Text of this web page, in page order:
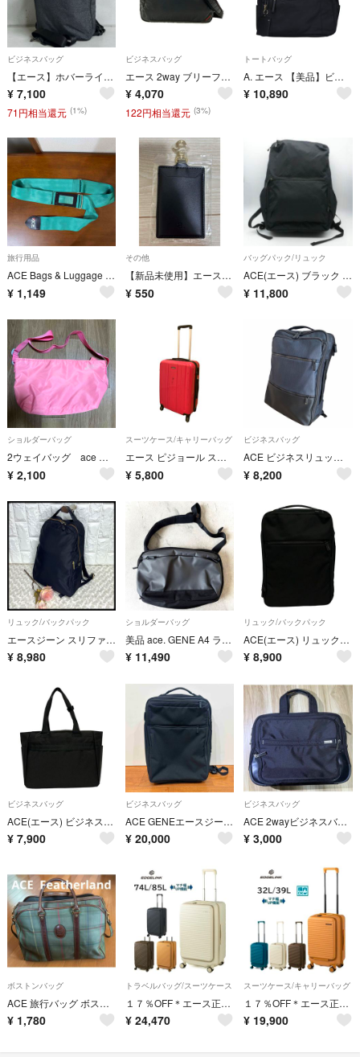
ビジネスバッグ
【エース】ホバーライト 3way ビジネスバッグ グレー ブリーフケース ace.GENE リュック A4 B4
¥ 7,100
71円相当還元 (1%)
ビジネスバッグ
エース 2way ブリーフケース ビジネスバッグ ショルダーバッグ 斜め掛け PRONARD プロナード メンズ ACE
¥ 4,070
122円相当還元 (3%)
トートバッグ
A. エース 【美品】ビエナ3 2気室 2WAY ビジネス
¥ 10,890
旅行用品
ACE Bags & Luggage グリーン スーツケースベルト
¥ 1,149
その他
【新品未使用】エース ace パスケース a.
¥ 550
バッグパック/リュック
ACE(エース) ブラック リュック ラパックairV2S 黒/25-2282
¥ 11,800
ショルダーバッグ
2ウェイバッグ ace エース ショルダーバッグ トートバッグ
¥ 2,100
スーツケース/キャリーバッグ
エース ピジョール スーツケース キャリーバッグ 4輪 ハード TSAロック
¥ 5,800
ビジネスバッグ
ACE ビジネスリュック バックパック ネイビー コンビライト PC対応 17L 軽量 62511
¥ 8,200
リュック/バックパック
エースジーン スリファム 10583 ビジネスリュック A4 10L
¥ 8,980
ショルダーバッグ
美品 ace. GENE A4 ラグレンティスクロス ショルダーバッグ エース黒
¥ 11,490
リュック/バックパック
ACE(エース) リュックサック - 黒
¥ 8,900
ビジネスバッグ
ACE(エース) ビジネスバッグ - 黒 本体ロックなし
¥ 7,900
ビジネスバッグ
ACE GENEエースジーン ガジェタブルHG ビジネスリュック ブラック 15L 67313
¥ 20,000
ビジネスバッグ
ACE 2wayビジネスバッグ
¥ 3,000
ボストンバッグ
ACE 旅行バッグ ボストンバッグ Featherland 日本製
¥ 1,780
トラベルバッグ/スーツケース
１７％OFF＊エース正規店【希望色確認】超人気！完売間近■エッジリンク[クルーズボックス]スーツケース※拡張型 74L/85L
¥ 24,470
スーツケース/キャリーバッグ
１７％OFF＊エース正規店【希望色確認】超人気商品■エッジリンク[クルーズボックス]スーツケース※拡張型32L/39L＊機内持込可
¥ 19,900